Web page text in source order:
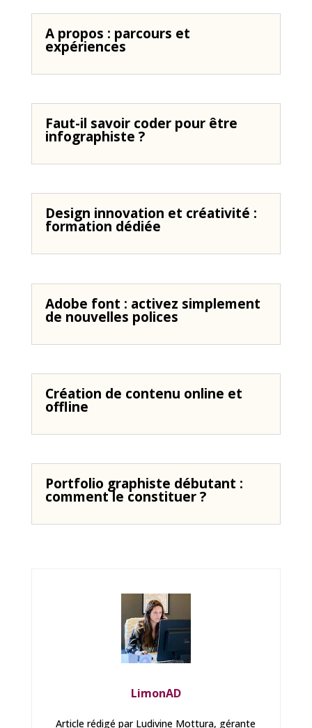
A propos : parcours et
expériences
Faut-il savoir coder pour être
infographiste ?
Design innovation et créativité :
formation dédiée
Adobe font : activez simplement
de nouvelles polices
Création de contenu online et
offline
Portfolio graphiste débutant :
comment le constituer ?
LimonAD
Article rédigé par Ludivine Mottura, gérante